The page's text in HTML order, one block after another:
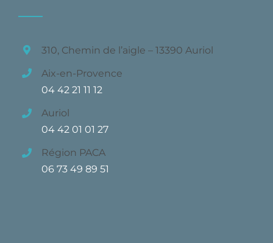
310, Chemin de l’aigle – 13390 Auriol
Aix-en-Provence
04 42 21 11 12
Auriol
04 42 01 01 27
Région PACA
06 73 49 89 51